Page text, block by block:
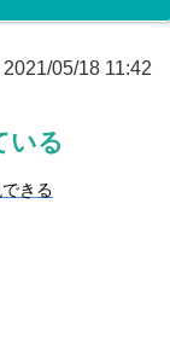
2021/05/18 11:42
いる
きる